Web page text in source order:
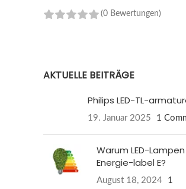
(0 Bewertungen)
AKTUELLE BEITRÄGE
Philips LED-TL-
19. Januar 2025 1
Warum LED-
Energie-label E?
August 18, 2024
1